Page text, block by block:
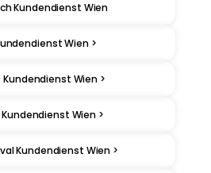
Kundendienst Wien
Wien >
Kundendienst Wien >
Wien >
Kundendienst Wien >